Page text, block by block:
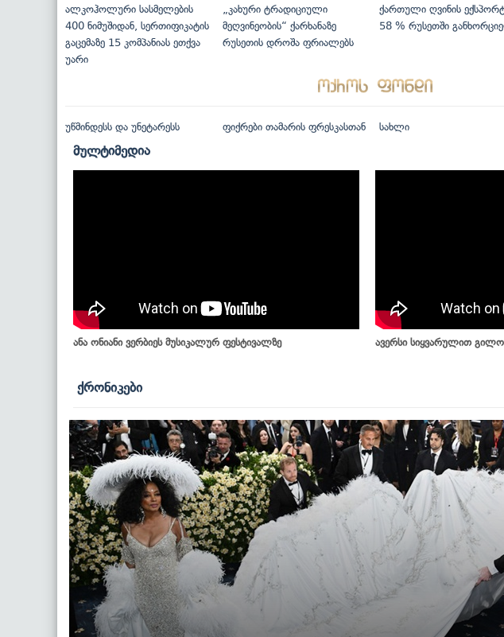
ალკოჰოლური სასმელების
400 ნიმუშიდან, სერთიფიკატის
გაცემაზე 15 კომპანიას ეთქვა
უარი
„კახური ტრადიციული
მეღვინეობის“ ქარხანაზე
რუსეთის დროშა ფრიალებს
ქართული ღვინის
58 % რუსეთში
უწმინდესს და უნეტარესს ფიქრები თამარის ფრესკასთან სახლი
მულტიმედია
ანა ონიანი ვერბიეს მუსიკალურ ფესტივალზე ავერსი სიყვარულით
ქრონიკები